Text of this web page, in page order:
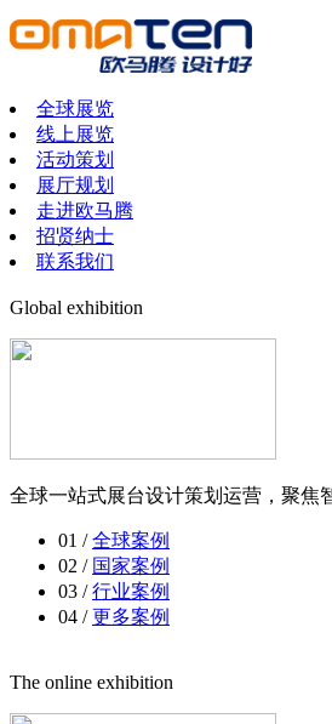
全球展览
线上展览
活动策划
展厅规划
走进欧马腾
招贤纳士
联系我们
Global exhibition
全球一站式展台设计策划运营，聚焦
01 /全球案例
02 / 国家案例
03 /行业案例
04 /更多案例
The online exhibition